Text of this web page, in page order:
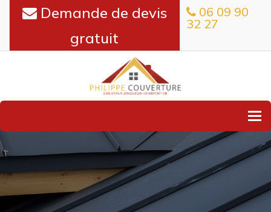
06 09 90
32 27
Demande de devis
gratuit